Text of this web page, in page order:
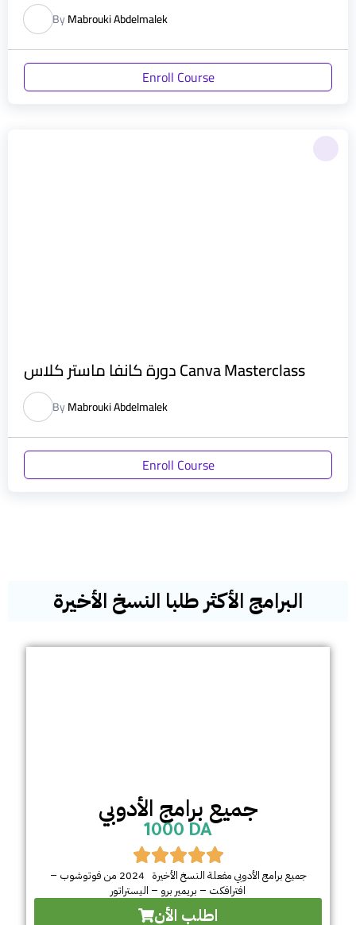
ByMabrouki Abdelmalek
Enroll Course
دورة كانفا ماستر كلاس Canva Masterclass
ByMabrouki Abdelmalek
Enroll Course
البرامج الأكثر طلبا النسخ الأخيرة
جميع برامج الأدوبي
1000 DA
جميع برامج الأدوبي مفعلة النسخ الأخيرة 2024 من فوتوشوب –
افترافكت – بريمير برو – اليستراتور
اطلب الأن